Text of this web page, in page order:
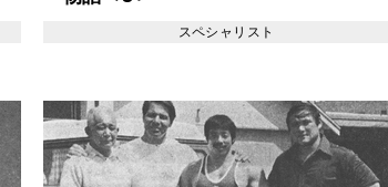
スペシャリスト